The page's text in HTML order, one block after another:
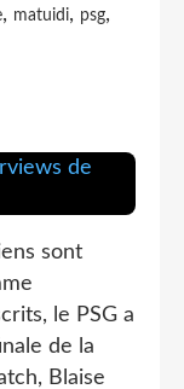
, matuidi, psg,
sont
le PSG a
de la
Blaise